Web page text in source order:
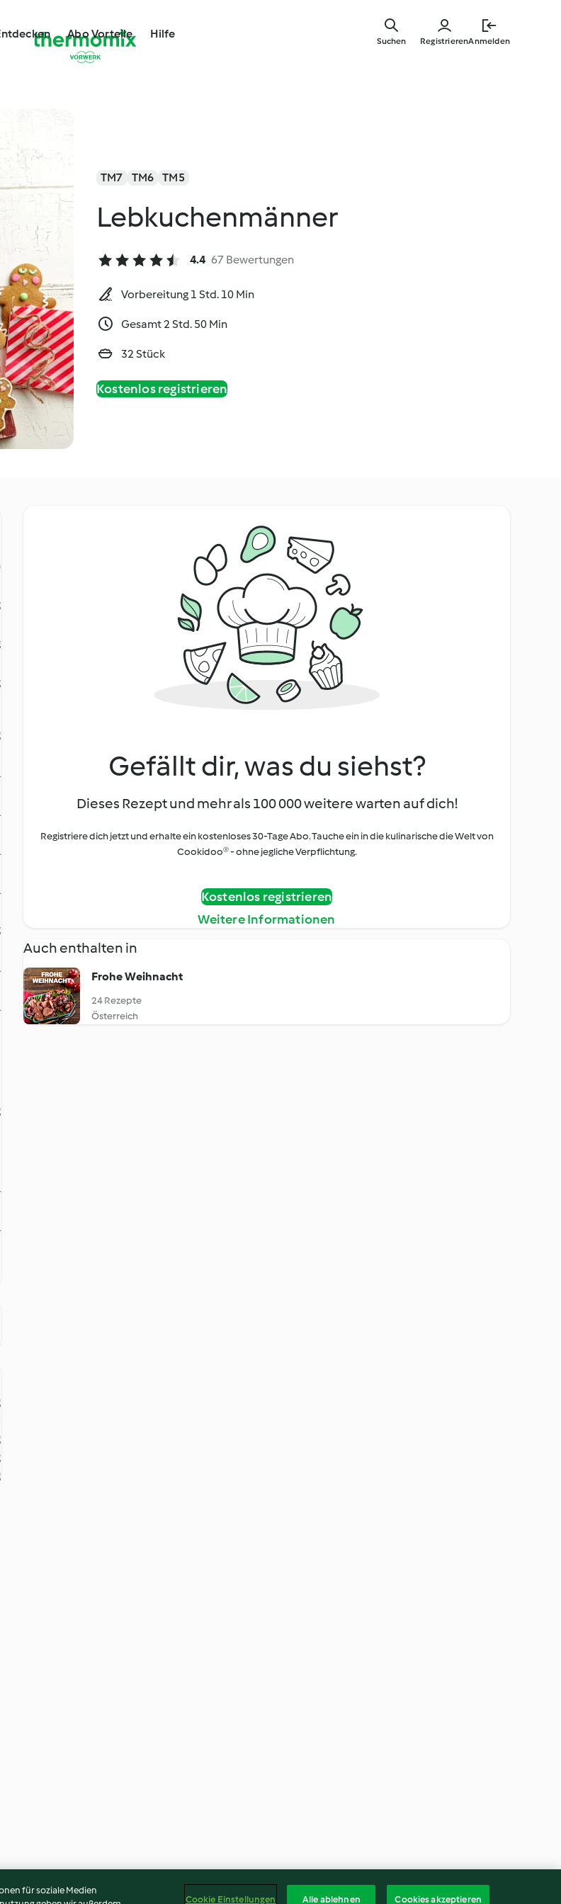
springen
Abo Vorteile Hilfe
RegistrierenAnmelden
Suchen
TM7 TM6 TM5
Lebkuchenmänner
4.4 67 Bewertungen
Vorbereitung 1 Std. 10 Min
Gesamt 2 Std. 50 Min
32 Stück
Kostenlos registrieren
Gefällt dir, was du siehst?
Dieses Rezept und mehr als 100 000 weitere warten auf dich!
Registriere dich jetzt und erhalte ein kostenloses 30-Tage Abo. Tauche ein in die kulinarische die Welt von
Cookidoo® - ohne jegliche Verpflichtung.
Kostenlos registrieren
Weitere Informationen
Auch enthalten in
Frohe Weihnacht
24 Rezepte
Österreich
für soziale Medien
Cookie Einstellungen Alle ablehnen Cookies akzeptieren